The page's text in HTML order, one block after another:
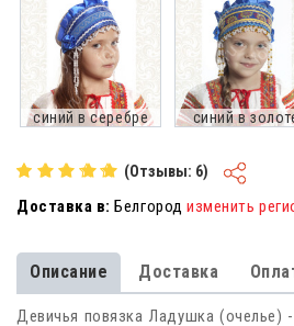
синий в серебре синий в
(Отзывы: 6)
Доставка в: Белгородизменить
Описание Доставка
Девичья повязка Ладушка (очелье)